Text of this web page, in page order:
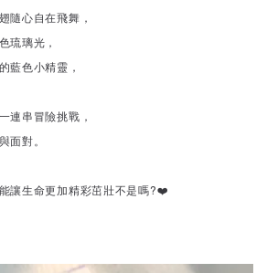
隨心自在飛舞，
琉璃光，
藍色小精靈，
連串冒險挑戰，
面對。
讓生命更加精彩茁壯不是嗎?❤️